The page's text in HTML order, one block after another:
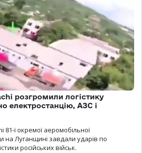
розгромили логістику
електростанцію, АЗС і
ї окремої аеромобільної
на Луганщині завдали ударів по
російських військ.